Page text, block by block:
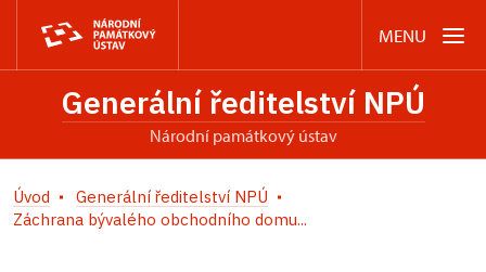
MENU
Generální ředitelství NPÚ
Národní památkový ústav
Úvod
Generální ředitelství NPÚ
Záchrana bývalého obchodního domu...